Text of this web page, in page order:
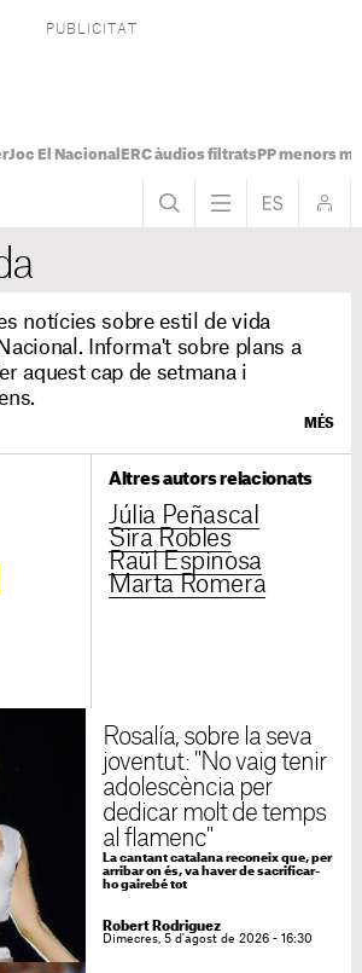
Joc El Nacional ERC àudios filtratsPP menors
notícies sobre estil de vida
Informa't sobre plans a
aquest cap de setmana i
MÉS
Altres autors relacionats
Júlia Peñascal
Sira Robles
Raül Espinosa
Marta Romera
Rosalía, sobre la seva
joventut: "No vaig tenir
adolescència per
dedicar molt de temps
al flamenc"
La cantant catalana reconeix que, per
arribar on és, va haver de sacrificar-
ho gairebé tot
Robert Rodriguez
Dimecres, 5 d'agost de 2026 - 16:30